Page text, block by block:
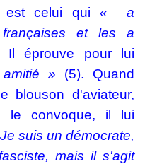
est celui qui« a
et les a
Il éprouve pour lui
» (5). Quand
blouson d'aviateur,
le convoque, il lui
suis un démocrate,
mais il s'agit